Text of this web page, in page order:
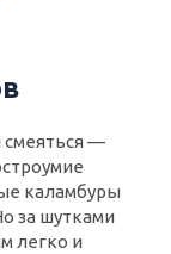
смеяться —
каламбуры
за шутками
легко и